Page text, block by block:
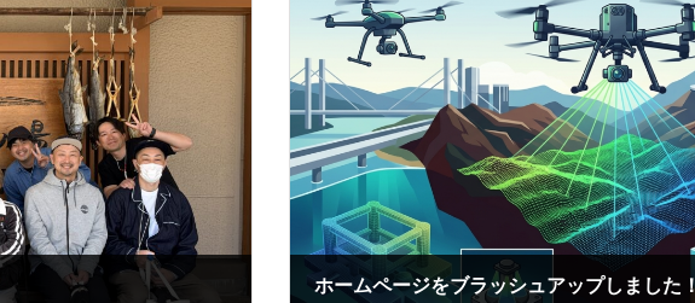
ホームページをブラッシュアップしました！